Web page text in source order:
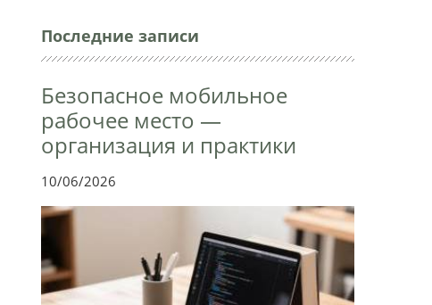
Последние записи
Безопасное мобильное
рабочее место —
организация и практики
10/06/2026